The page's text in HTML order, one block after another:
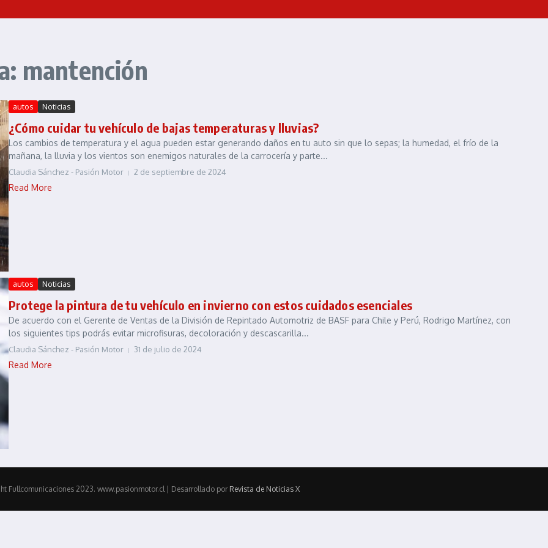
mantención
autos Noticias
¿Cómo cuidar tu vehículo de bajas temperaturas y lluvias?
Los cambios de temperatura y el agua pueden estar generando daños en tu auto sin que lo sepas; la humedad, el frío de la
mañana, la lluvia y los vientos son enemigos naturales de la carrocería y parte...
Claudia Sánchez - Pasión Motor 2 de septiembre de 2024
Read More
autos Noticias
Protege la pintura de tu vehículo en invierno con estos cuidados esenciales
De acuerdo con el Gerente de Ventas de la División de Repintado Automotriz de BASF para Chile y Perú, Rodrigo Martínez, con
los siguientes tips podrás evitar microfisuras, decoloración y descascarilla...
Claudia Sánchez - Pasión Motor 31 de julio de 2024
Read More
Fullcomunicaciones 2023. www.pasionmotor.cl | Desarrollado por Revista de Noticias X